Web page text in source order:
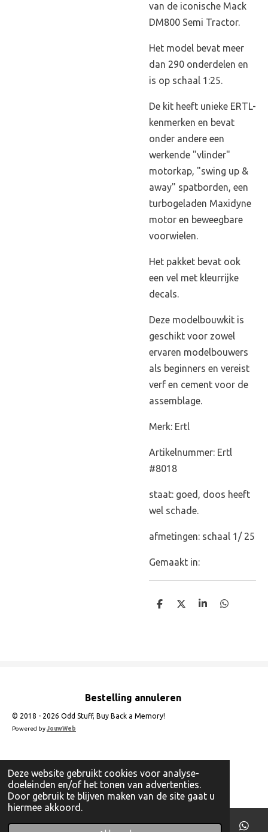
Deze website gebruikt cookies voor analyse-
doeleinden en/of het tonen van advertenties.
Door gebruik te blijven maken van de site gaat u
hiermee akkoord.
van de iconische Mack
DM800 Semi Tractor.
Het model bevat meer
dan 290 onderdelen en
is op schaal 1:25.
De kit heeft unieke ERTL-
kenmerken en bevat
onder andere een
werkende "vlinder"
motorkap, "swing up &
away" spatborden, een
turbogeladen Maxidyne
motor en beweegbare
voorwielen.
Het pakket bevat ook
een vel met kleurrijke
decals.
Deze modelbouwkit is
geschikt voor zowel
ervaren modelbouwers
als beginners en vereist
verf en cement voor de
assemblage.
Merk: Ertl
Artikelnummer: Ertl
#8018
staat: goed, doos heeft
wel schade.
afmetingen: schaal 1/ 25
Gemaakt in:
D
D
S
D
Bestelling annuleren
© 2018 - 2026 Odd Stuff, Buy Back a Memory!
Powered byJouwWeb